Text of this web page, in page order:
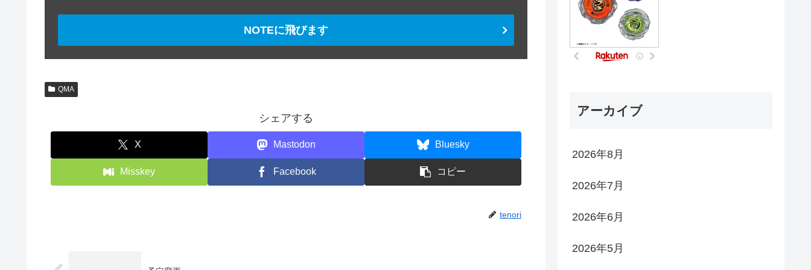
NOTEに飛びます
QMA
シェアする
X Mastodon Bluesky
Misskey Facebook コピー
tenori
アーカイブ
2026年8月
2026年7月
2026年6月
2026年5月